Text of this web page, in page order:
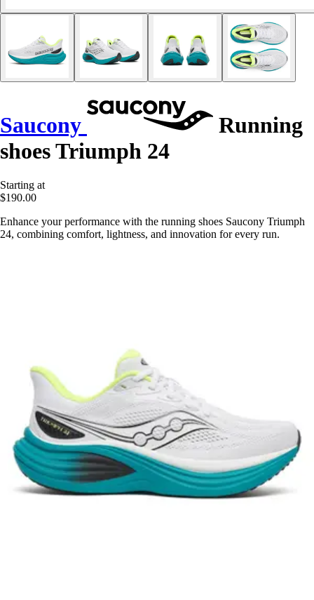
Saucony
Running
shoes Triumph 24
Starting at
$190.00
Enhance your performance with the running shoes Saucony Triumph
24, combining comfort, lightness, and innovation for every run.